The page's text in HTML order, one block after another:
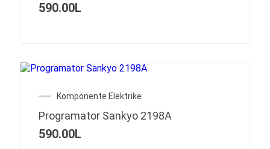
590.00L
Komponente Elektrike
Programator Sankyo 2198A
590.00L